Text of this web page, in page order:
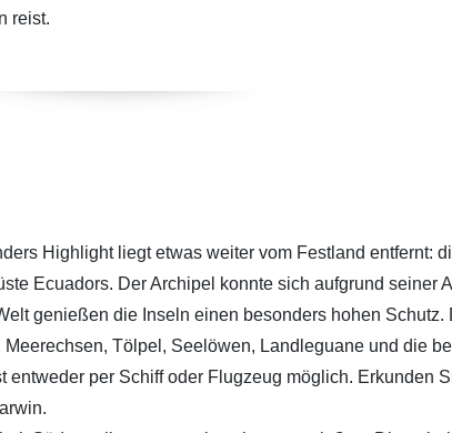
reist.
Highlight liegt etwas weiter vom Festland entfernt:
Ecuadors. Der Archipel konnte sich aufgrund seiner
genießen die Inseln einen besonders hohen
Tölpel, Seelöwen, Landleguane und die
per Schiff oder Flugzeug möglich. Erkunden